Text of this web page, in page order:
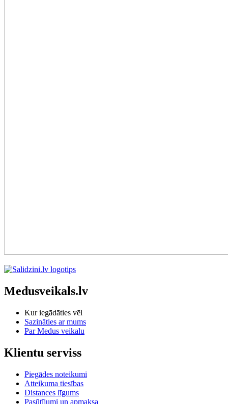
Medusveikals.lv
Kur iegādāties vēl
Sazināties ar mums
Par Medus veikalu
Klientu serviss
Piegādes noteikumi
Atteikuma tiesības
Distances līgums
Pasūtījumi un apmaksa